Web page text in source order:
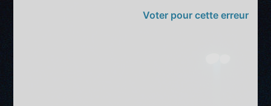
Voter pour cette erreur